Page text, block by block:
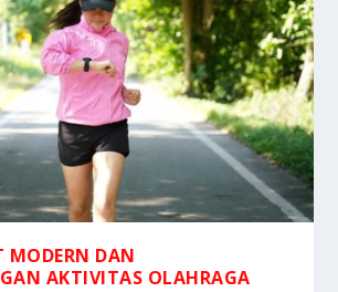
MODERN DAN
AKTIVITAS OLAHRAGA